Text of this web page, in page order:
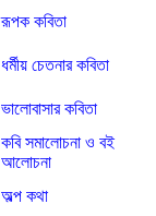
রূপক কবিতা
ধর্মীয় চেতনার কবিতা
ভালোবাসার কবিতা
কবি সমালোচনা ও বই
আলোচনা
অল্প কথা